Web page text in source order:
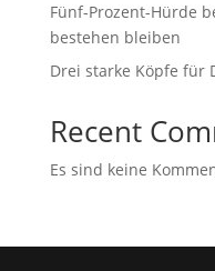
Fünf-Prozent-Hürde
bestehen bleiben
Drei starke Köpfe für
Recent
Es sind keine